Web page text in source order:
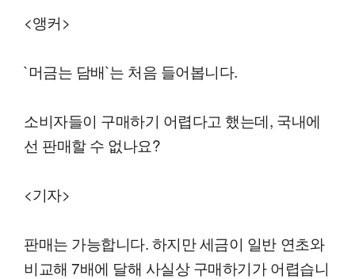
<앵커>
`머금는 담배`는 처음 들어봅니다.
소비자들이 구매하기 어렵다고 했는데, 국내에
선 판매할 수 없나요?
<기자>
판매는 가능합니다. 하지만 세금이 일반 연초와
비교해 7배에 달해 사실상 구매하기가 어렵습니